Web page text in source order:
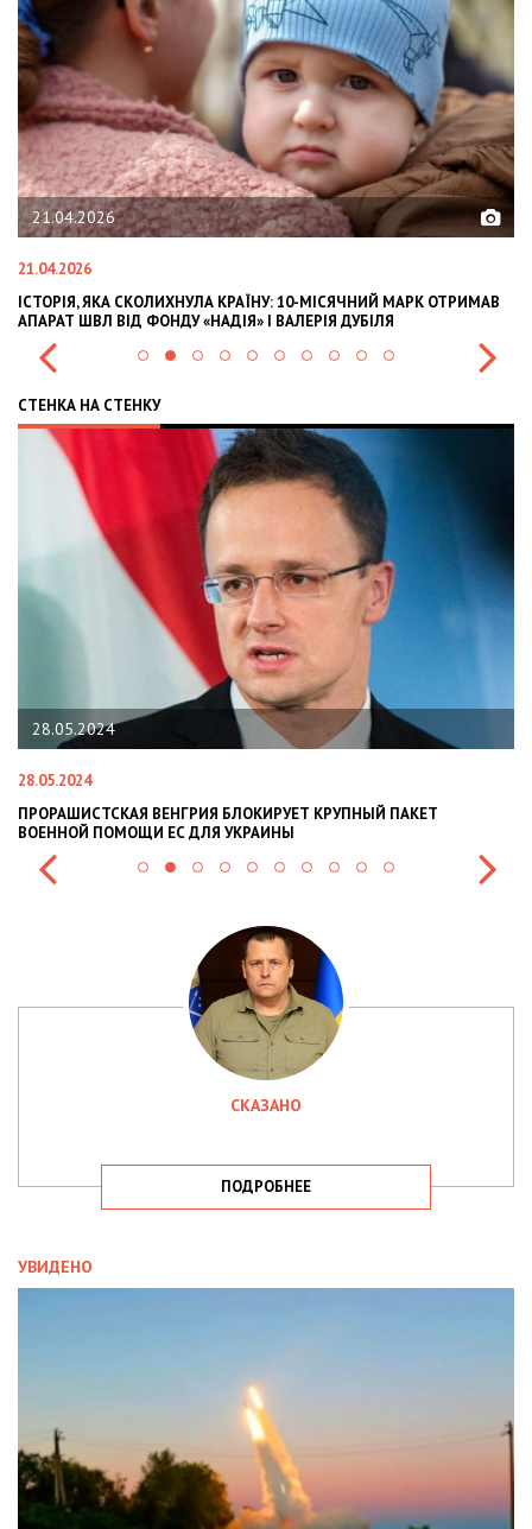
21.04.2026
21.04.2026
ІСТОРІЯ, ЯКА СКОЛИХНУЛА КРАЇНУ: 10-МІСЯЧНИЙ МАРК ОТРИМАВ
АПАРАТ ШВЛ ВІД ФОНДУ «НАДІЯ» І ВАЛЕРІЯ ДУБІЛЯ
СТЕНКА НА СТЕНКУ
28.05.2024
28.05.2024
ПРОРАШИСТСКАЯ ВЕНГРИЯ БЛОКИРУЕТ КРУПНЫЙ ПАКЕТ
ВОЕННОЙ ПОМОЩИ ЕС ДЛЯ УКРАИНЫ
СКАЗАНО
ПОДРОБНЕЕ
УВИДЕНО